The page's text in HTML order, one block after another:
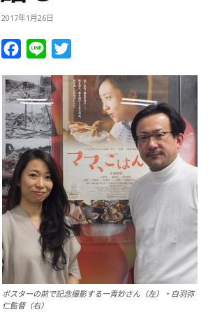
2017年1月26日
Facebook
Line
ポスターの前で記念撮影する一青妙さん（左）・白羽弥
仁監督（右）